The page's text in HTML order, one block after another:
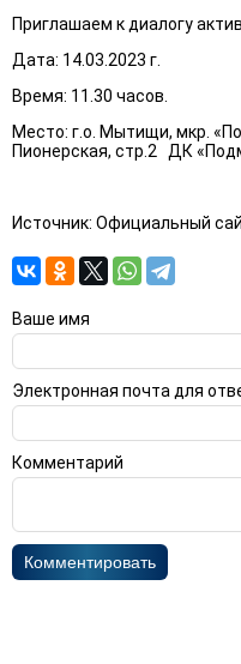
Приглашаем к диалогу
Дата: 14.03.2023 г.
Время: 11.30 часов.
Место: г.о. Мытищи, мкр.
Пионерская, стр.2 ДК
Источник: Официальный
Ваше имя
Электронная почта для
Комментарий
Комментировать